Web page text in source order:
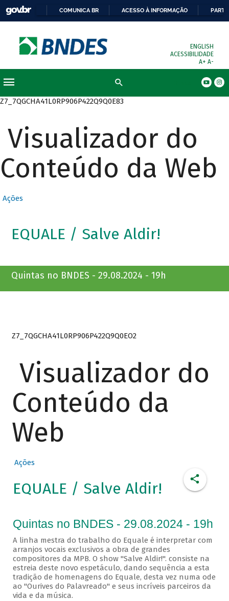
COMUNICA BR ACESSO À INFORMAÇÃO
ENGLISH
ACESSIBILIDADE
A+ A-
Z7_7QGCHA41L0RP906P422Q9Q0E83
Visualizador do
Conteúdo da Web
Ações
EQUALE / Salve Aldir!
Quintas no BNDES - 29.08.2024 - 19h
Z7_7QGCHA41L0RP906P422Q9Q0EO2
Visualizador do
Conteúdo da
Web
Ações
EQUALE / Salve Aldir!
Quintas no BNDES - 29.08.2024 - 19h
A linha mestra do trabalho do Equale é interpretar com
arranjos vocais exclusivos a obra de grandes
compositores da MPB. O show "Salve Aldir!". consiste na
estreia deste novo espetáculo, dando sequência a esta
tradição de homenagens do Equale, desta vez numa ode
ao "Ourives do Palavreado" e seus incríveis parceiros da
vida e da música.